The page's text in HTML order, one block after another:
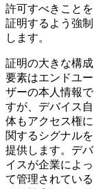
許可すべきことを
証明するよう強制
します。
証明の大きな構成
要素はエンドユー
ザーの本人情報で
すが、デバイス自
体もアクセス権に
関するシグナルを
提供します。デバ
イスが企業によっ
て管理されている